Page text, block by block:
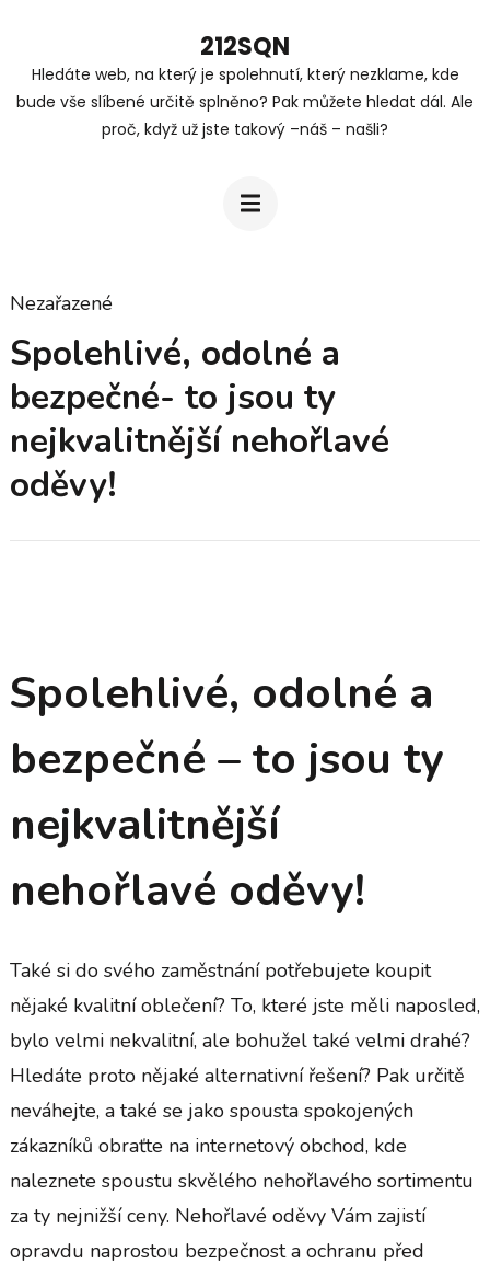
obsah
212SQN
Hledáte web, na který je spolehnutí, který nezklame, kde
bude vše slíbené určitě splněno? Pak můžete hledat dál. Ale
proč, když už jste takový –náš – našli?
Nezařazené
Spolehlivé, odolné a
bezpečné- to jsou ty
nejkvalitnější nehořlavé
oděvy!
Spolehlivé, odolné a
bezpečné – to jsou ty
nejkvalitnější
nehořlavé oděvy!
Také si do svého zaměstnání potřebujete koupit
nějaké kvalitní oblečení? To, které jste měli naposled,
bylo velmi nekvalitní, ale bohužel také velmi drahé?
Hledáte proto nějaké alternativní řešení? Pak určitě
neváhejte, a také se jako spousta spokojených
zákazníků obraťte na internetový obchod, kde
naleznete spoustu skvělého nehořlavého sortimentu
za ty nejnižší ceny. Nehořlavé oděvyVám zajistí
opravdu naprostou bezpečnost a ochranu před